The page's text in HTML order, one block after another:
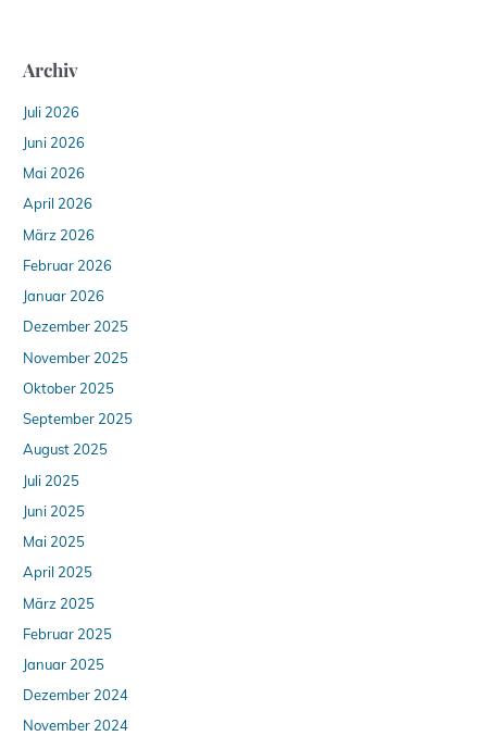
Archiv
Juli 2026
Juni 2026
Mai 2026
April 2026
März 2026
Februar 2026
Januar 2026
Dezember 2025
November 2025
Oktober 2025
September 2025
August 2025
Juli 2025
Juni 2025
Mai 2025
April 2025
März 2025
Februar 2025
Januar 2025
Dezember 2024
November 2024